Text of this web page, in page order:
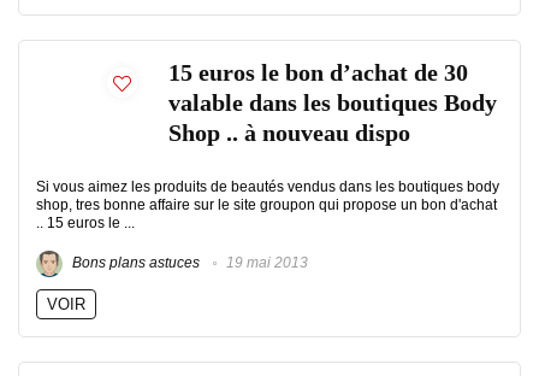
15 euros le bon d’achat de 30
valable dans les boutiques Body
Shop .. à nouveau dispo
Si vous aimez les produits de beautés vendus dans les boutiques body
shop, tres bonne affaire sur le site groupon qui propose un bon d'achat
.. 15 euros le ...
Bons plans astuces 19 mai 2013
VOIR